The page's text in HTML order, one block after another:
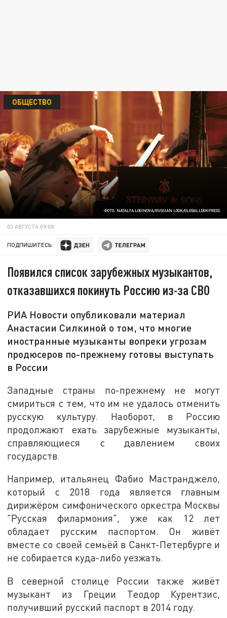
ФОТО: NATALYA LOGINOVA/RUSSIAN LOOK/GLOBALLOOKPRESS
ОБЩЕСТВО
03 АВГУСТА 09:08
ПОДПИШИТЕСЬ:
Появился список зарубежных музыкантов,
отказавшихся покинуть Россию из-за СВО
РИА Новости опубликовали материал
Анастасии Силкиной о том, что многие
иностранные музыканты вопреки угрозам
продюсеров по-прежнему готовы выступать
в России
Западные страны по-прежнему не могут
смириться с тем, что им не удалось отменить
русскую культуру. Наоборот, в Россию
продолжают ехать зарубежные музыканты,
справляющиеся с давлением своих
государств.
Например, итальянец Фабио Мастранджело,
который с 2018 года является главным
дирижёром симфонического оркестра Москвы
"Русская филармония", уже как 12 лет
обладает русским паспортом. Он живёт
вместе со своей семьёй в Санкт-Петербурге и
не собирается куда-либо уезжать.
В северной столице России также живёт
музыкант из Греции Теодор Курентзис,
получивший русский паспорт в 2014 году.